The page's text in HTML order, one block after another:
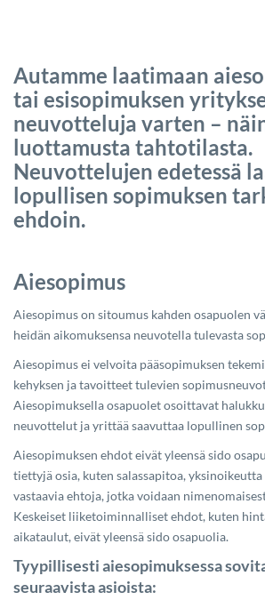
Autamme laatimaan
tai esisopimuksen
neuvotteluja varten –
luottamusta tahtotilasta.
Neuvottelujen edetessä
lopullisen sopimuksen
ehdoin.
Aiesopimus
Aiesopimus on sitoumus kahden osapuolen
heidän aikomuksensa neuvotella tulevasta
Aiesopimus ei velvoita pääsopimuksen
kehyksen ja tavoitteet tulevien
Aiesopimuksella osapuolet osoittavat
neuvottelut ja yrittää saavuttaa lopullinen
Aiesopimuksen ehdot eivät yleensä sido
tiettyjä osia, kuten salassapitoa,
vastaavia ehtoja, jotka voidaan
Keskeiset liiketoiminnalliset ehdot, kuten
aikataulut, eivät yleensä sido osapuolia.
Tyypillisesti aiesopimuksessa
seuraavista asioista: